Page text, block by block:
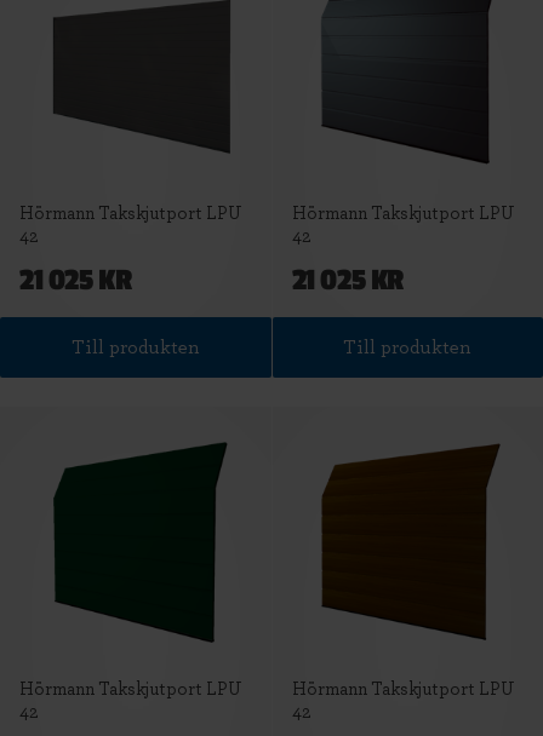
Hörmann Takskjutport LPU
42
21 025 KR
Till produkten
Hörmann Takskjutport LPU
42
21 025 KR
Till produkten
Hörmann Takskjutport LPU
42
Hörmann Takskjutport LPU
42